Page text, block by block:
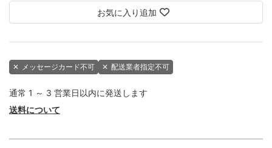
お気に入り追加
✕ メッセージカード不可 ✕ 配送業者指定不可
通常 1 ～ 3 営業日以内に発送します
送料について